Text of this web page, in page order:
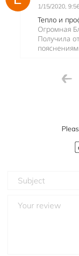
1/15/2020,
Тепло и
Огромная
Получила